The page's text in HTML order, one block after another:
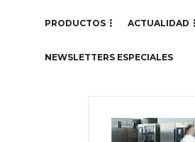
PRODUCTOS ACTUALIDAD
NEWSLETTERS ESPECIALES